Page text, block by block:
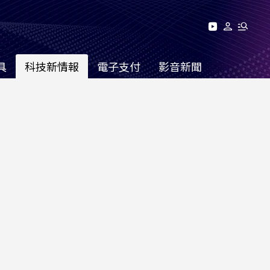
科技新情報 電子支付 影音新聞